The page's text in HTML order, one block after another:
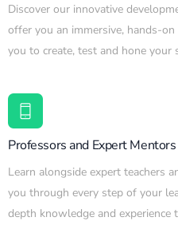
Discover our innovative
offer you an immersive, hands-on
you to create, test and hone your
Professors and Expert Mentors
Learn alongside expert teachers
you through every step of your
depth knowledge and experience